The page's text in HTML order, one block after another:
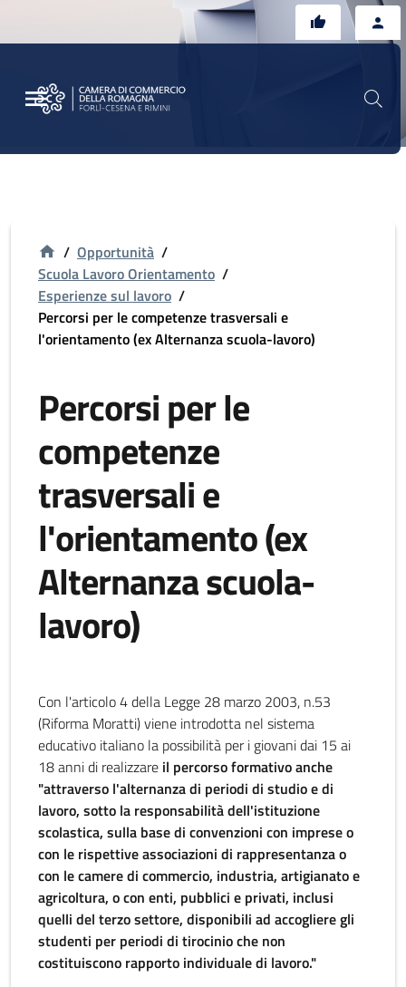
/ Opportunità /
Scuola Lavoro Orientamento /
Esperienze sul lavoro /
Percorsi per le competenze trasversali e
l'orientamento (ex Alternanza scuola-lavoro)
Percorsi per le
competenze
trasversali e
l'orientamento (ex
Alternanza scuola-
lavoro)
Con l'articolo 4 della Legge 28 marzo 2003, n.53
(Riforma Moratti) viene introdotta nel sistema
educativo italiano la possibilità per i giovani dai 15 ai
18 anni di realizzare il percorso formativo anche
"attraverso l'alternanza di periodi di studio e di
lavoro, sotto la responsabilità dell'istituzione
scolastica, sulla base di convenzioni con imprese o
con le rispettive associazioni di rappresentanza o
con le camere di commercio, industria, artigianato e
agricoltura, o con enti, pubblici e privati, inclusi
quelli del terzo settore, disponibili ad accogliere gli
studenti per periodi di tirocinio che non
costituiscono rapporto individuale di lavoro."